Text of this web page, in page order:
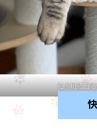
紅虎斑緬因